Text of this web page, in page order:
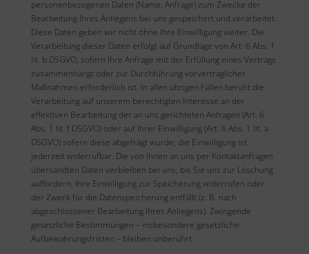
personenbezogenen Daten (Name, Anfrage) zum Zwecke der
Bearbeitung Ihres Anliegens bei uns gespeichert und verarbeitet.
Diese Daten geben wir nicht ohne Ihre Einwilligung weiter. Die
Verarbeitung dieser Daten erfolgt auf Grundlage von Art. 6 Abs. 1
lit. b DSGVO, sofern Ihre Anfrage mit der Erfüllung eines Vertrags
zusammenhängt oder zur Durchführung vorvertraglicher
Maßnahmen erforderlich ist. In allen übrigen Fällen beruht die
Verarbeitung auf unserem berechtigten Interesse an der
effektiven Bearbeitung der an uns gerichteten Anfragen (Art. 6
Abs. 1 lit. f DSGVO) oder auf Ihrer Einwilligung (Art. 6 Abs. 1 lit. a
DSGVO) sofern diese abgefragt wurde; die Einwilligung ist
jederzeit widerrufbar. Die von Ihnen an uns per Kontaktanfragen
übersandten Daten verbleiben bei uns, bis Sie uns zur Löschung
auffordern, Ihre Einwilligung zur Speicherung widerrufen oder
der Zweck für die Datenspeicherung entfällt (z. B. nach
abgeschlossener Bearbeitung Ihres Anliegens). Zwingende
gesetzliche Bestimmungen – insbesondere gesetzliche
Aufbewahrungsfristen – bleiben unberührt.